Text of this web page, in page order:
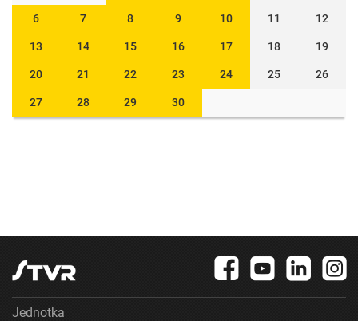
6 7 8 9 10 11 12
13 14 15 16 17 18 19
20 21 22 23 24 25 26
27 28 29 30
Jednotka